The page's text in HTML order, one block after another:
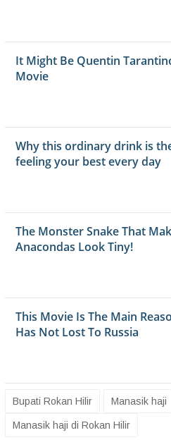
Bupati Rokan Hilir Manasik haji
Manasik haji di Rokan Hilir